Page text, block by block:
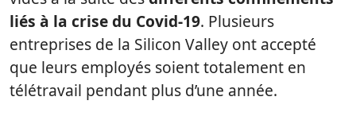
liés à la crise du Covid-19. Plusieurs
entreprises de la Silicon Valley ont accepté
que leurs employés soient totalement en
télétravail pendant plus d’une année.